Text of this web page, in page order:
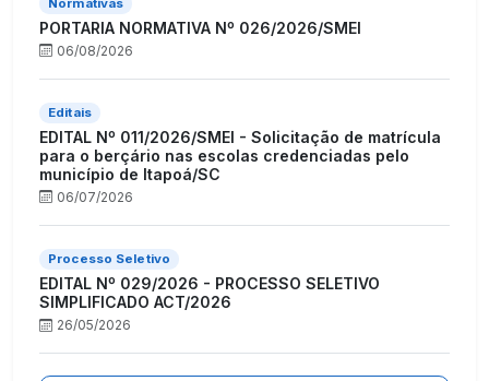
Normativas
PORTARIA NORMATIVA Nº 026/2026/SMEI
06/08/2026
Editais
EDITAL Nº 011/2026/SMEI - Solicitação de matrícula
para o berçário nas escolas credenciadas pelo
município de Itapoá/SC
06/07/2026
Processo Seletivo
EDITAL Nº 029/2026 - PROCESSO SELETIVO
SIMPLIFICADO ACT/2026
26/05/2026